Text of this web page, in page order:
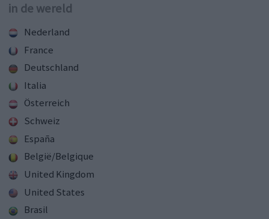
in de wereld
Nederland
France
Deutschland
Italia
Österreich
Schweiz
España
België/Belgique
United Kingdom
United States
Brasil